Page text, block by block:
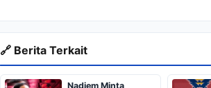
🔗 Berita Terkait
Nadiem Minta